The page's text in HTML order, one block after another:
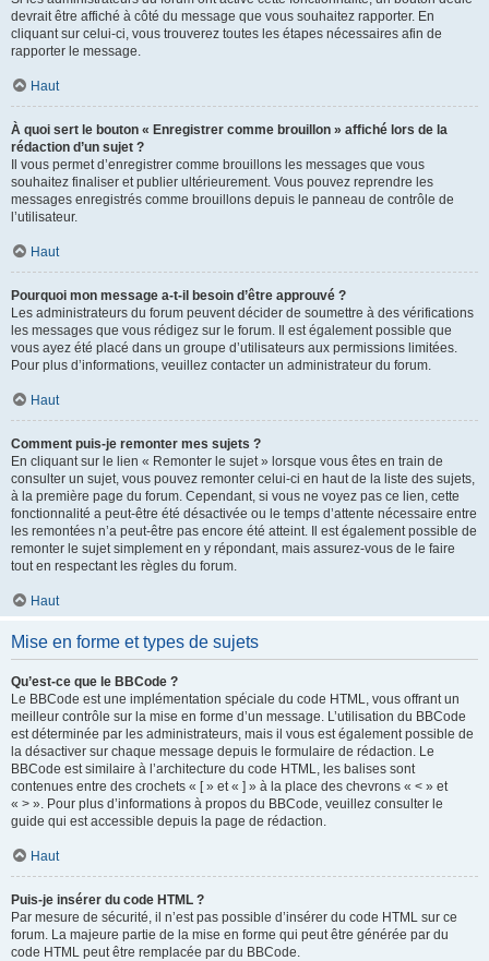
devrait être affiché à côté du message que vous souhaitez rapporter. En
cliquant sur celui-ci, vous trouverez toutes les étapes nécessaires afin de
rapporter le message.
Haut
À quoi sert le bouton « Enregistrer comme brouillon » affiché lors de la
rédaction d’un sujet ?
Il vous permet d’enregistrer comme brouillons les messages que vous
souhaitez finaliser et publier ultérieurement. Vous pouvez reprendre les
messages enregistrés comme brouillons depuis le panneau de contrôle de
l’utilisateur.
Haut
Pourquoi mon message a-t-il besoin d’être approuvé ?
Les administrateurs du forum peuvent décider de soumettre à des vérifications
les messages que vous rédigez sur le forum. Il est également possible que
vous ayez été placé dans un groupe d’utilisateurs aux permissions limitées.
Pour plus d’informations, veuillez contacter un administrateur du forum.
Haut
Comment puis-je remonter mes sujets ?
En cliquant sur le lien « Remonter le sujet » lorsque vous êtes en train de
consulter un sujet, vous pouvez remonter celui-ci en haut de la liste des sujets,
à la première page du forum. Cependant, si vous ne voyez pas ce lien, cette
fonctionnalité a peut-être été désactivée ou le temps d’attente nécessaire entre
les remontées n’a peut-être pas encore été atteint. Il est également possible de
remonter le sujet simplement en y répondant, mais assurez-vous de le faire
tout en respectant les règles du forum.
Haut
Mise en forme et types de sujets
Qu’est-ce que le BBCode ?
Le BBCode est une implémentation spéciale du code HTML, vous offrant un
meilleur contrôle sur la mise en forme d’un message. L’utilisation du BBCode
est déterminée par les administrateurs, mais il vous est également possible de
la désactiver sur chaque message depuis le formulaire de rédaction. Le
BBCode est similaire à l’architecture du code HTML, les balises sont
contenues entre des crochets « [ » et « ] » à la place des chevrons « < » et
« > ». Pour plus d’informations à propos du BBCode, veuillez consulter le
guide qui est accessible depuis la page de rédaction.
Haut
Puis-je insérer du code HTML ?
Par mesure de sécurité, il n’est pas possible d’insérer du code HTML sur ce
forum. La majeure partie de la mise en forme qui peut être générée par du
code HTML peut être remplacée par du BBCode.